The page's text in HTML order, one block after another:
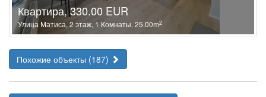
Квартира, 330.00 EUR
Улица Матиса, 2 этаж, 1 Комнаты, 25.00m2
Похожие объекты (187)